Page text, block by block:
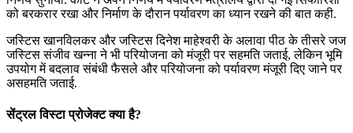
को बरकरार रखा और निर्माण के दौरान पर्यावरण का ध्यान रखने की बात कही.
जस्टिस खानविलकर और जस्टिस दिनेश माहेश्वरी के अलावा पीठ के तीसरे जज
जस्टिस संजीव खन्ना ने भी परियोजना को मंजूरी पर सहमति जताई, लेकिन भूमि
उपयोग में बदलाव संबंधी फैसले और परियोजना को पर्यावरण मंजूरी दिए जाने पर
असहमति जताई.
सेंट्रल विस्टा प्रोजेक्ट क्या है?